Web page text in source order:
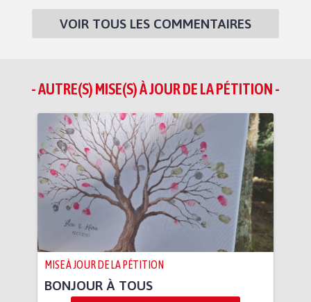
VOIR TOUS LES COMMENTAIRES
- AUTRE(S) MISE(S) À JOUR DE LA PÉTITION -
MISE À JOUR DE LA PÉTITION
BONJOUR À TOUS